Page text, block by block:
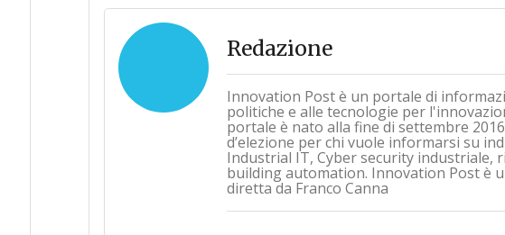
Redazione
Innovation Post è un portale di
politiche e alle tecnologie per
portale è nato alla fine di settembre
d’elezione per chi vuole informarsi su
Industrial IT, Cyber security industriale,
building automation. Innovation Post è
diretta da Franco Canna